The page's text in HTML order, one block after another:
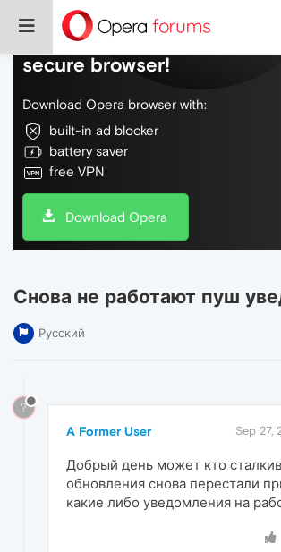
Do more on the web, with a
secure browser!
Download Opera browser with:
built-in ad blocker
battery saver
free VPN
Download Opera
Снова не работают пуш
Русский
?
A Former User Sep 27,
Добрый день может кто
обновления снова перестали
какие либо уведомления на